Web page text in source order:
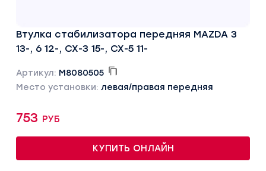
Втулка стабилизатора передняя MAZDA 3
13-, 6 12-, CX-3 15-, CX-5 11-
Артикул: M8080505
Место установки: левая/правая передняя
753 руб
КУПИТЬ ОНЛАЙН